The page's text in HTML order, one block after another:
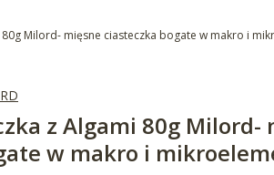
80g Milord- mięsne ciasteczka bogate w makro i
z Algami 80g Milord-
w makro i